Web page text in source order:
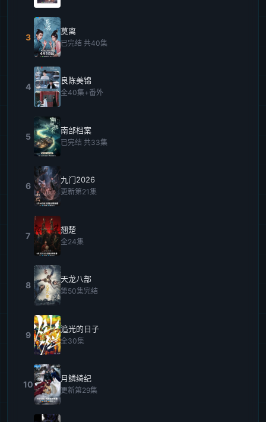
3
莫离
已完结 共40集
4
良陈美锦
全40集+番外
5
南部档案
已完结 共33集
6
九门2026
更新第21集
7
翘楚
全24集
8
天龙八部
第50集完结
9
追光的日子
全30集
10
月鳞绮纪
更新第29集